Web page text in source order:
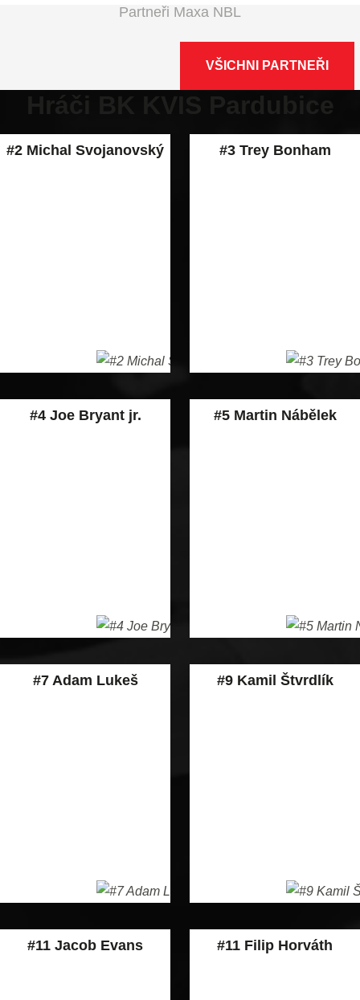
Partneři Maxa NBL
VŠICHNI PARTNEŘI
#2 Michal Svojanovský #3 Trey Bonham
#4 Joe Bryant jr. #5 Martin Nábělek
#7 Adam Lukeš #9 Kamil Štvrdlík
#11 Jacob Evans #11 Filip Horváth